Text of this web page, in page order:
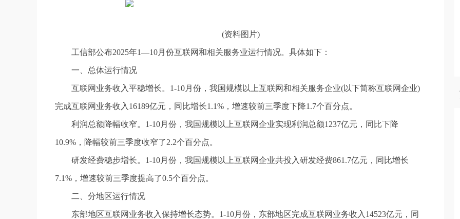
(资料图片)
工信部公布2025年1—10月份互联网和相关服务业运行情况。具体如下：
一、总体运行情况
互联网业务收入平稳增长。1-10月份，我国规模以上互联网和相关服务企业(以下简称互联网企业)
完成互联网业务收入16189亿元，同比增长1.1%，增速较前三季度下降1.7个百分点。
利润总额降幅收窄。1-10月份，我国规模以上互联网企业实现利润总额1237亿元，同比下降
10.9%，降幅较前三季度收窄了2.2个百分点。
研发经费稳步增长。1-10月份，我国规模以上互联网企业共投入研发经费861.7亿元，同比增长
7.1%，增速较前三季度提高了0.5个百分点。
二、分地区运行情况
东部地区互联网业务收入保持增长态势。1-10月份，东部地区完成互联网业务收入14523亿元，同